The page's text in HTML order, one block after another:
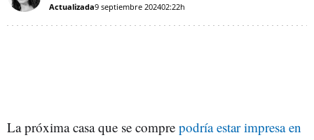
Actualizada9 septiembre 202402:22h
La próxima casa que se compre podría estar impresa en